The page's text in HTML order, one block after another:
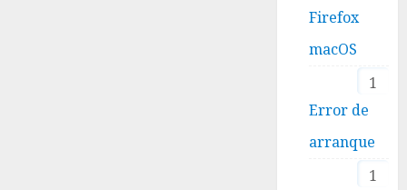
Firefox
macOS
1
Error de
arranque
1